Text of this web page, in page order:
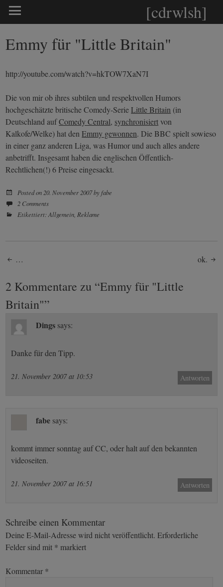
[cdrwlsh]
Emmy für "Little Britain"
http://youtube.com/watch?v=hkTOW7XaN7I
Die von mir ob ihres subtilen und respektvollen Humors
hochgeschätzte britische Comedy-SerieLittle Britain (in
Deutschland aufComedy Central, synchronisiertvon
Kalkofe/Welke) hat denEmmy gewonnen. Die BBC spielt sowieso
in einer ganz anderen Liga, was Humor und auch alles andere
anbetrifft. Insgesamt haben die englischen Öffentlich-
Rechtlichen(!) 6 Preise eingesackt.
Posted on 20. November 2007by fabe
2 Comments
Etikettiert:Allgemein Reklame
Post
navigation
… ok.
2 Kommentare zu “Emmy für "Little
Britain"”
Dings says:
Danke für den Tipp.
Antworten
21. November 2007 at 10:53
fabe says:
kommt immer sonntag auf CC, oder halt auf den bekannten
videoseiten.
Antworten
21. November 2007 at 16:51
Schreibe einen Kommentar
Deine E-Mail-Adresse wird nicht veröffentlicht. Erforderliche
Felder sind mit * markiert
Kommentar *